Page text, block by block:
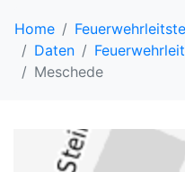
Home
Daten
Meschede